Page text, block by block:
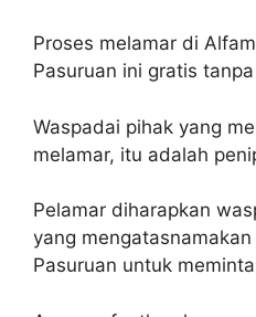
Proses melamar di
Pasuruan ini gratis
Waspadai pihak yang
melamar, itu adalah
Pelamar diharapkan
yang
Pasuruan untuk